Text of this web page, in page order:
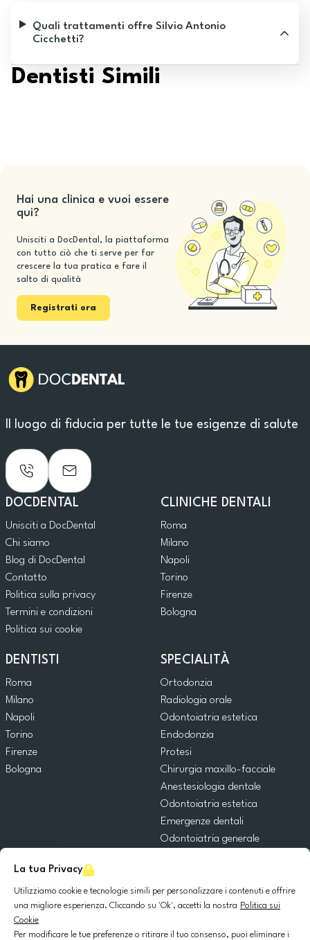
La tua Privacy
Utilizziamo cookie e tecnologie simili per personalizzare i contenuti e offrire
una migliore esperienza. Cliccando su 'Ok', accetti la nostra Politica sui
Cookie
Per modificare le tue preferenze o ritirare il tuo consenso, puoi eliminare i
Quali trattamenti offre Silvio Antonio
Cicchetti?
Dentisti Simili
Hai una clinica e vuoi essere
qui?
Unisciti a DocDental, la piattaforma
con tutto ciò che ti serve per far
crescere la tua pratica e fare il
salto di qualità
Registrati ora
Il luogo di fiducia per tutte le tue esigenze di salute
DOCDENTAL
Unisciti a DocDental
Chi siamo
Blog di DocDental
Contatto
Politica sulla privacy
Termini e condizioni
Politica sui cookie
CLINICHE DENTALI
Roma
Milano
Napoli
Torino
Firenze
Bologna
DENTISTI
Roma
Milano
Napoli
Torino
Firenze
Bologna
SPECIALITÀ
Ortodonzia
Radiologia orale
Odontoiatria estetica
Endodonzia
Protesi
Chirurgia maxillo-facciale
Anestesiologia dentale
Odontoiatria estetica
Emergenze dentali
Odontoiatria generale
Implantologia dentale
Parodontologia